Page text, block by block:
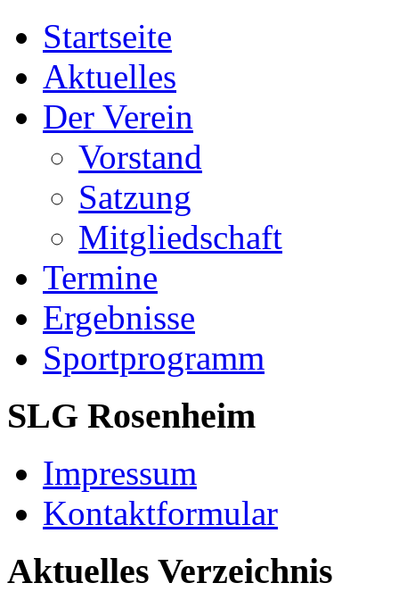
Startseite
Aktuelles
Der Verein
Vorstand
Satzung
Mitgliedschaft
Termine
Ergebnisse
Sportprogramm
SLG Rosenheim
Impressum
Kontaktformular
Aktuelles Verzeichnis